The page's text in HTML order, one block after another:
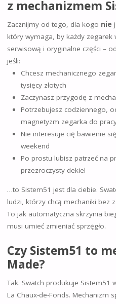
z mechanizmem
Zacznijmy od tego, dla kogo nie
który wymaga, by każdy zegarek
serwisową i oryginalne części –
jeśli:
Chcesz mechanicznego
tysięcy złotych
Zaczynasz przygodę z
Potrzebujesz codziennego,
magnetyzm zegarka do
Nie interesuje cię bawienie
weekend
Po prostu lubisz patrzeć na
przezroczysty dekiel
…to Sistem51 jest dla ciebie.
ludzi, którzy chcą mechaniki bez
To jak automatyczna skrzynia
musi umieć zmieniać sprzęgło.
Czy Sistem51 to
Made?
Tak. Swatch produkuje Sistem51
La Chaux-de-Fonds. Mechanizm